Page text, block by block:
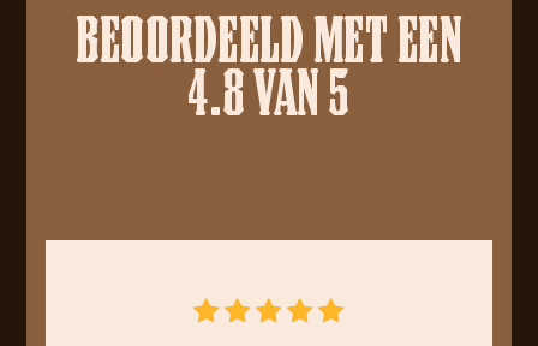
BEOORDEELD MET EEN
4.8 VAN 5